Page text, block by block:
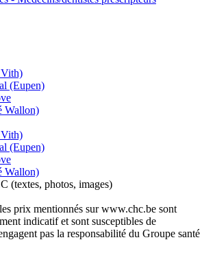
(Eupen)
Wallon)
(Eupen)
Wallon)
(textes, photos, images)
prix mentionnés sur www.chc.be sont
indicatif et sont susceptibles de
pas la responsabilité du Groupe santé